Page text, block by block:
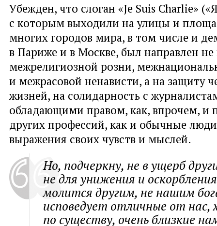
Убежден, что слоган «Je Suis Charlie»
с которым выходили на улицы и
многих городов мира, в том числе и
в Париже и в Москве, был направлен не
межрелигиозной розни,
и межрасовой ненависти, а на защиту
жизней, на солидарность с
обладающими правом, как, впрочем, и
других профессий, как и обычные
выражения своих чувств и мыслей.
Но, подчеркну, не в ущерб
не для унижения и
молится другим, не нашим
исповедует отличные от нас,
по существу, очень близкие